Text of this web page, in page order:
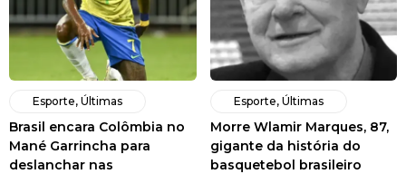
Esporte, Últimas
Brasil encara Colômbia no
Mané Garrincha para
deslanchar nas
Esporte, Últimas
Morre Wlamir Marques, 87,
gigante da história do
basquetebol brasileiro